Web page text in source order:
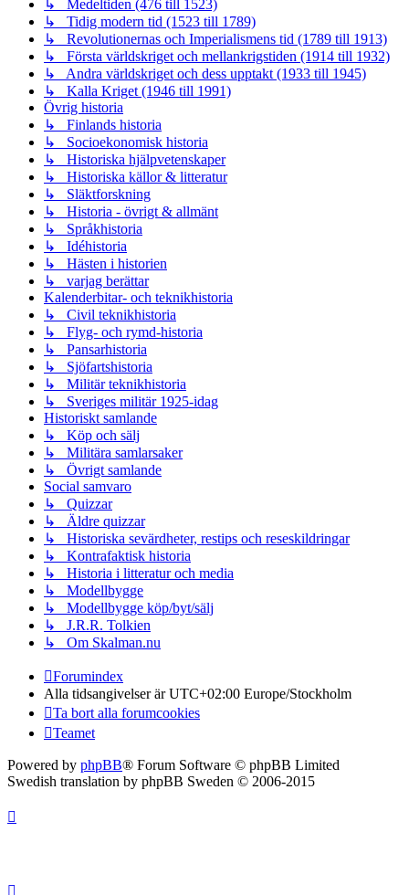
↳ Medeltiden (476 till 1523)
↳ Tidig modern tid (1523 till 1789)
↳ Revolutionernas och Imperialismens tid (1789 till 1913)
↳ Första världskriget och mellankrigstiden (1914 till 1932)
↳ Andra världskriget och dess upptakt (1933 till 1945)
↳ Kalla Kriget (1946 till 1991)
Övrig historia
↳ Finlands historia
↳ Socioekonomisk historia
↳ Historiska hjälpvetenskaper
↳ Historiska källor & litteratur
↳ Släktforskning
↳ Historia - övrigt & allmänt
↳ Språkhistoria
↳ Idéhistoria
↳ Hästen i historien
↳ varjag berättar
Kalenderbitar- och teknikhistoria
↳ Civil teknikhistoria
↳ Flyg- och rymd-historia
↳ Pansarhistoria
↳ Sjöfartshistoria
↳ Militär teknikhistoria
↳ Sveriges militär 1925-idag
Historiskt samlande
↳ Köp och sälj
↳ Militära samlarsaker
↳ Övrigt samlande
Social samvaro
↳ Quizzar
↳ Äldre quizzar
↳ Historiska sevärdheter, restips och reseskildringar
↳ Kontrafaktisk historia
↳ Historia i litteratur och media
↳ Modellbygge
↳ Modellbygge köp/byt/sälj
↳ J.R.R. Tolkien
↳ Om Skalman.nu
Forumindex
Alla tidsangivelser är UTC+02:00 Europe/Stockholm
Ta bort alla forumcookies
Teamet
Powered by phpBB® Forum Software © phpBB Limited
Swedish translation by phpBB Sweden © 2006-2015